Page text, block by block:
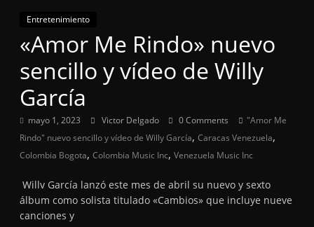
Entretenimiento
«Amor Me Rindo» nuevo
sencillo y vídeo de Willy
García
mayo 1, 2023 Victor Delgado 0 Comments
"Amor Me
Rindo" nuevo sencillo y vídeo de Willy García,Caracas Venezuela,
Colombia Bogota,Colombia Music Inc,Venezuela Music Inc
Willv García lanzó este mes de abril su nuevo y sexto
álbum como solista titulado «Cambios» que incluye nueve
canciones y